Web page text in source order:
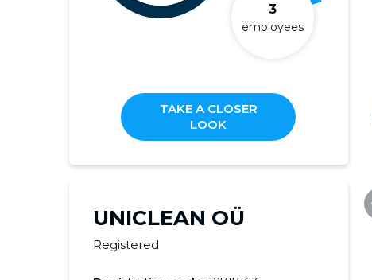
3
employees
TAKE A CLOSER
LOOK
UNICLEAN OÜ
Registered